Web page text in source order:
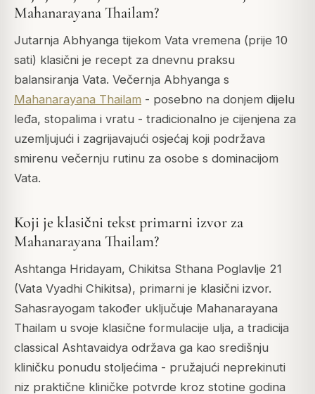
Mahanarayana Thailam?
Jutarnja Abhyanga tijekom Vata vremena (prije 10
sati) klasični je recept za dnevnu praksu
balansiranja Vata. Večernja Abhyanga s
Mahanarayana Thailam - posebno na donjem dijelu
leđa, stopalima i vratu - tradicionalno je cijenjena za
uzemljujući i zagrijavajući osjećaj koji podržava
smirenu večernju rutinu za osobe s dominacijom
Vata.
Koji je klasični tekst primarni izvor za
Mahanarayana Thailam?
Ashtanga Hridayam, Chikitsa Sthana Poglavlje 21
(Vata Vyadhi Chikitsa), primarni je klasični izvor.
Sahasrayogam također uključuje Mahanarayana
Thailam u svoje klasične formulacije ulja, a tradicija
classical Ashtavaidya održava ga kao središnju
kliničku ponudu stoljećima - pružajući neprekinuti
niz praktične kliničke potvrde kroz stotine godina